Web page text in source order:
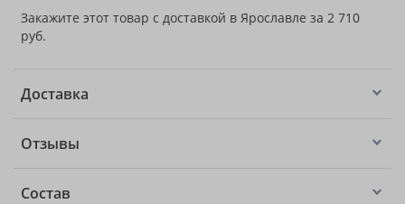
Закажите этот товар с доставкой в Ярославле за 2 710
руб.
Доставка
Отзывы
Состав